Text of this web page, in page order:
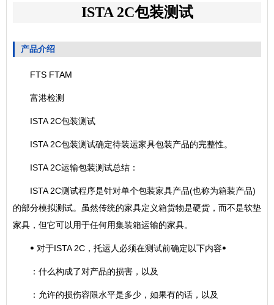
ISTA 2C包装测试
产品介绍
FTS FTAM
富港检测
ISTA 2C包装测试
ISTA 2C包装测试确定待装运家具包装产品的完整性。
ISTA 2C运输包装测试总结：
ISTA 2C测试程序是针对单个包装家具产品(也称为箱装产品)
的部分模拟测试。虽然传统的家具定义箱货物是硬货，而不是软垫
家具，但它可以用于任何用集装箱运输的家具。
ꔷ 对于ISTA 2C，托运人必须在测试前确定以下内容ꔷ
：什么构成了对产品的损害，以及
：允许的损伤容限水平是多少，如果有的话，以及